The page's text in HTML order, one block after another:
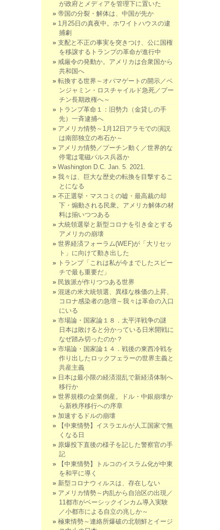
が政府とメディアを管理下に置いた
帝国の分裂・解体は、中国が先か
1月25日の真夜中。ホワイトハウスの逮
捕劇
支配と不正の事実を突きつけ、公に国権
を移譲するトランプの革命が進行中
戒厳令の発動か。アメリカは合衆国から
共和国へ
転換する世界～オバマゲートの開示／ベ
ンジャミン・ロスチャイルド急死／プー
チン長期政権へ～
トランプ革命１：旧勢力（金貸しの手
先）一斉逮捕へ
アメリカ情勢～1月12日アラモでの演説
は南部独立の布石か～
アメリカ情勢／プーチン動く／世界的な
停電は電磁パルス兵器か
Washington D.C. Jan. 5. 2021.
我々は、巨大な歴史の転換を目撃するこ
とになる
不正選挙・マスコミの嘘・最高裁の却
下・煽動される民衆。アメリカ解体の材
料は揃いつつある
大統領選挙と新型コロナを引き金とする
アメリカの崩壊
世界経済フォーラム(WEF)が「大リセッ
ト」に向けて動き出した
トランプ「これは私が今までしたスピー
チで最も重要だ」
民族派が作りつつある世界
混迷の米大統領選、異様な株価の上昇、
コロナ感染者の急増～我々は革命の入口
にいる
市場論・国家論１８．太平洋戦争の謎
日本は敗けると分かっている日米開戦に
なぜ踏み切ったのか？
市場論・国家論１４．戦後の東西冷戦を
作り出したロックフェラーの世界主義と
共産主義
日本は最小限の経済混乱で新経済体制へ
移行か
世界規模の企業倒産。ドル・中銀崩壊か
ら新秩序移行への序章
加速するドルの崩壊
【中東情勢】イスラエルが人工国家で無
くなる日
原爆投下直後の様子を記した警察官の手
記
【中東情勢】トルコのイスラム化が中東
を和平に導く
新型コロナウィルスは、存在しない
アメリカ情勢～内乱から自治区の出現／
11都市がベーシックインカム導入実験
／小都市による自立の兆しか～
極東情勢～連絡所爆破の北朝鮮とイージ